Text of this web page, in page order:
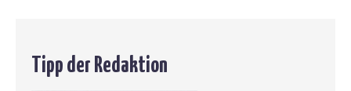
Tipp der Redaktion